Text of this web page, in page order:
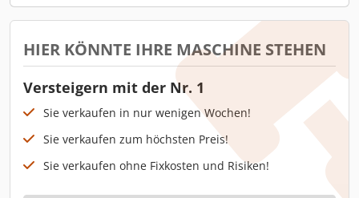
HIER KÖNNTE IHRE MASCHINE STEHEN
Versteigern mit der Nr. 1
Sie verkaufen in nur wenigen Wochen!
Sie verkaufen zum höchsten Preis!
Sie verkaufen ohne Fixkosten und Risiken!